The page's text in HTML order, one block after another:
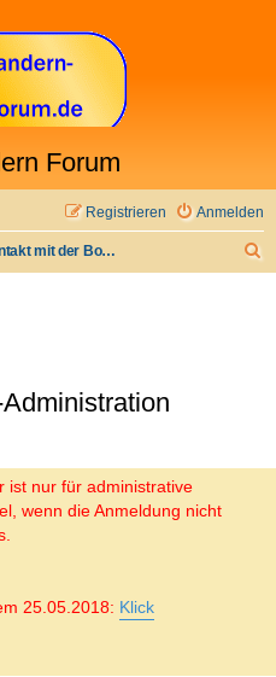
Forum
Anmelden
Registrieren
Kontakt mit der Board-Administration aufnehmen
ist nur für administrative
wenn die Anmeldung nicht
25.05.2018: Klick